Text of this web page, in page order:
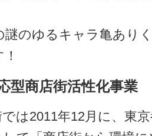
謎のゆるキャラ亀あり
型商店街活性化事業
は2011年12月に、東